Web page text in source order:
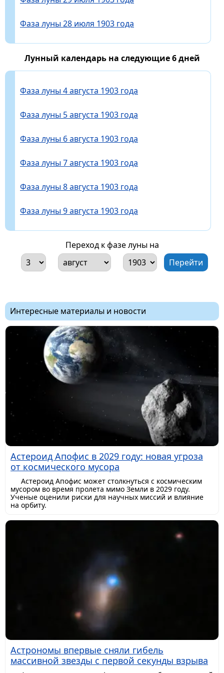
Фаза луны 28 июля 1903 года
Лунный календарь на следующие 6 дней
Фаза луны 4 августа 1903 года
Фаза луны 5 августа 1903 года
Фаза луны 6 августа 1903 года
Фаза луны 7 августа 1903 года
Фаза луны 8 августа 1903 года
Фаза луны 9 августа 1903 года
Переход к фазе луны на
Интересные материалы и новости
Астероид Апофис в 2029 году: новая угроза
от космического мусора
Астероид Апофис может столкнуться с космическим
мусором во время пролета мимо Земли в 2029 году.
Ученые оценили риски для научных миссий и влияние
на орбиту.
Астрономы впервые сняли гибель
массивной звезды с первой секунды взрыва